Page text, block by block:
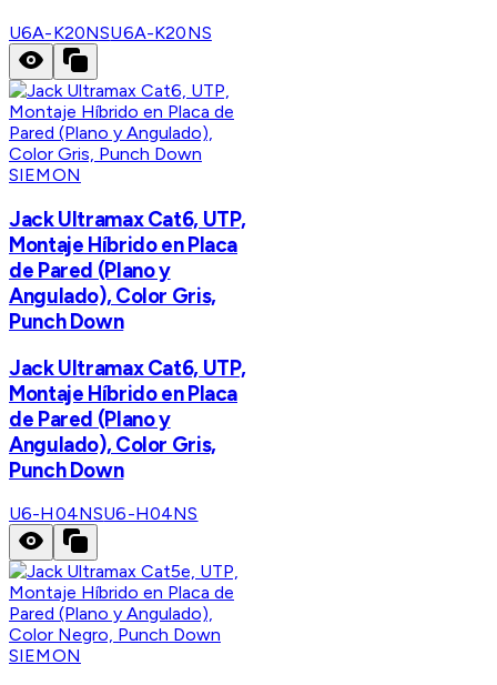
U6A-K20NSU6A-K20NS
SIEMON
Jack Ultramax Cat6, UTP,
Montaje Híbrido en Placa
de Pared (Plano y
Angulado), Color Gris,
Punch Down
Jack Ultramax Cat6, UTP,
Montaje Híbrido en Placa
de Pared (Plano y
Angulado), Color Gris,
Punch Down
U6-H04NSU6-H04NS
SIEMON